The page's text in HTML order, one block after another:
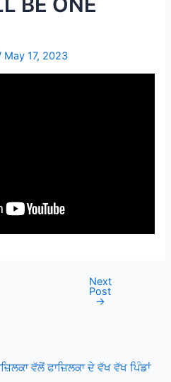
May 17, 2023
Next
Post
→
ਵੱਲੋਂ ਫਾਜ਼ਿਲਕਾ ਦੇ ਵੱਖ ਵੱਖ ਪਿੰਡਾਂ